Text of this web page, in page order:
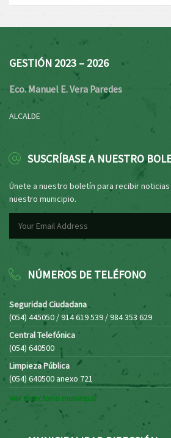
GESTIÓN 2023 – 2026
Eco. Manuel E. Vera Paredes
ALCALDE
SUSCRÍBASE A NUESTRO
Únete a nuestro boletín para recibir
nuestro municipio.
NÚMEROS DE TELÉFONO
Seguridad Ciudadana
(054) 445050 / 914 619 539 / 984 353 629
Central Telefónica
(054) 640500
Limpieza Pública
(054) 640500 anexo 721
Ver directorio municipal